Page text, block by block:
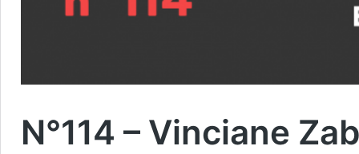
N°114 – Vinciane